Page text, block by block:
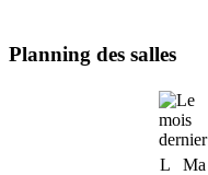
Planning des salles
L
Ma